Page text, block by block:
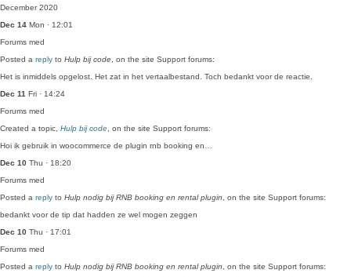
December 2020
Dec 14 Mon · 12:01
Forums med
Posted a reply to Hulp bij code , on the site Support forums:
Het is inmiddels opgelost. Het zat in het vertaalbestand. Toch bedankt voor de reactie.
Dec 11 Fri · 14:24
Forums med
Created a topic, Hulp bij code , on the site Support forums:
Hoi ik gebruik in woocommerce de plugin rnb booking en…
Dec 10 Thu · 18:20
Forums med
Posted a reply to Hulp nodig bij RNB booking en rental plugin , on the site Support forums:
bedankt voor de tip dat hadden ze wel mogen zeggen
Dec 10 Thu · 17:01
Forums med
Posted a reply to Hulp nodig bij RNB booking en rental plugin , on the site Support forums: